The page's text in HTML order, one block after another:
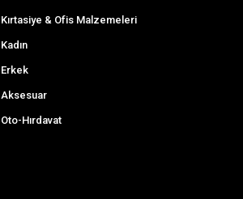
Kırtasiye & Ofis Malzemeleri
Kadın
Erkek
Aksesuar
Oto-Hırdavat